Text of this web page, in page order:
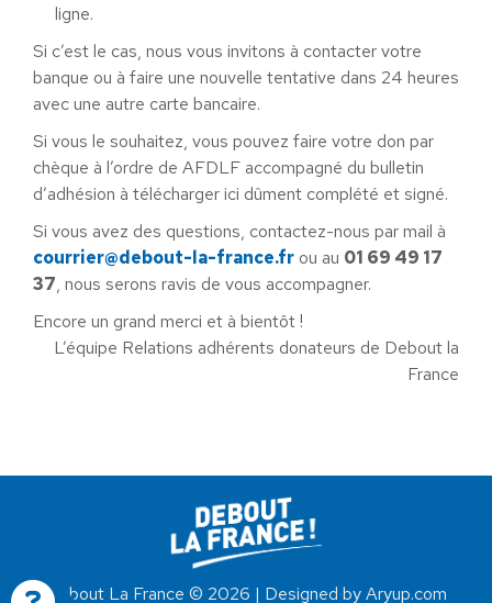
ligne.
Si c’est le cas, nous vous invitons à contacter votre
banque ou à faire une nouvelle tentative dans 24 heures
avec une autre carte bancaire.
Si vous le souhaitez, vous pouvez faire votre don par
chèque à l’ordre de AFDLF accompagné du bulletin
d’adhésion à télécharger ici dûment complété et signé.
Si vous avez des questions, contactez-nous par mail à
courrier@debout-la-france.fr ou au 01 69 49 17
37, nous serons ravis de vous accompagner.
Encore un grand merci et à bientôt !
L’équipe Relations adhérents donateurs de Debout la
France
Debout La France © 2026 | Designed by Aryup.com